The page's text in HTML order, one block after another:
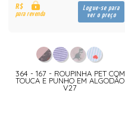
R$
para revenda
Logue-se para
ver o preço
364 - 167 - ROUPINHA PET COM
TOUCA E PUNHO EM ALGODÃO
V27